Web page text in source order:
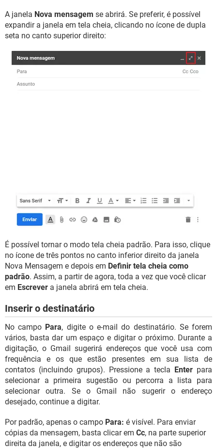
A janela Nova mensagem se abrirá. Se preferir, é possível
expandir a janela em tela cheia, clicando no ícone de dupla
seta no canto superior direito:
É possível tornar o modo tela cheia padrão. Para isso, clique
no ícone de três pontos no canto inferior direito da janela
Nova Mensagem e depois em Definir tela cheia como
padrão. Assim, a partir de agora, toda a vez que você clicar
em Escrever a janela abrirá em tela cheia.
Inserir o destinatário
No campo Para, digite o e-mail do destinatário. Se forem
vários, basta dar um espaço e digitar o próximo. Durante a
digitação, o Gmail sugerirá endereços que você usa com
frequência e os que estão presentes em sua lista de
contatos (incluindo grupos). Pressione a tecla Enter para
selecionar a primeira sugestão ou percorra a lista para
selecionar outra. Se o Gmail não sugerir o endereço
desejado, continue a digitar.
Por padrão, apenas o campo Para: é visível. Para enviar
cópias da mensagem, basta clicar em Cc, na parte superior
direita da janela, e digitar os endereços que não são